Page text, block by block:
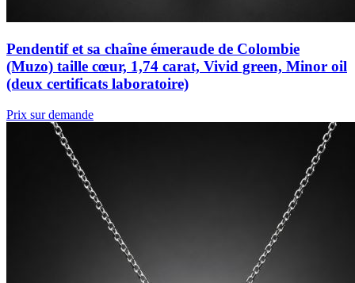
Pendentif et sa chaîne émeraude de Colombie
(Muzo) taille cœur, 1,74 carat, Vivid green, Minor oil
(deux certificats laboratoire)
Prix sur demande